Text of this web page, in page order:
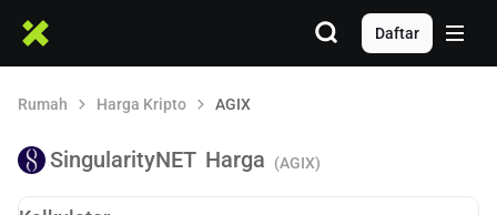
Daftar
Rumah Harga Kripto AGIX
SingularityNET Harga (AGIX)